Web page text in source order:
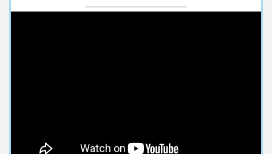
------------------------------------------